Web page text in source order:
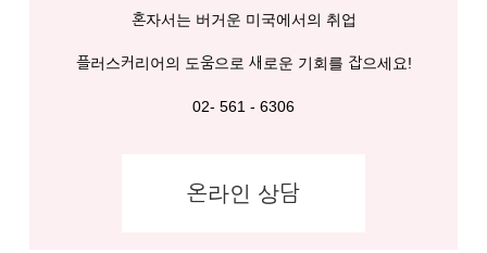
혼자서는 버거운 미국에서의 취업
플러스커리어의 도움으로 새로운 기회를 잡으세요!
02- 561 - 6306
온라인 상담